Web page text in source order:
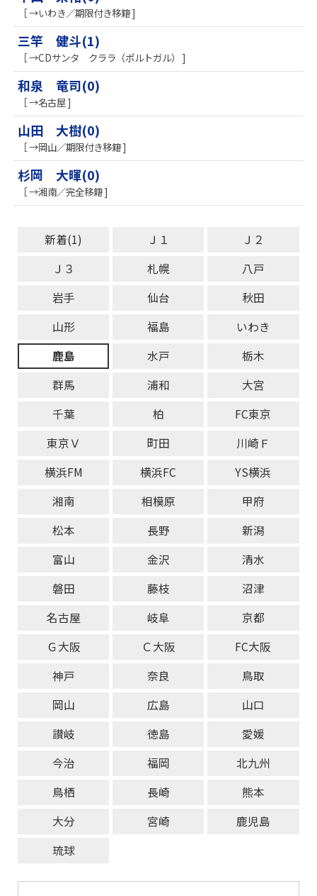
［ →いわき／期限付き移籍 ]
三竿 健斗(1)
［ →CDサンタ クララ（ポルトガル） ]
和泉 竜司(0)
［ →名古屋 ]
山田 大樹(0)
［ →岡山／期限付き移籍 ]
杉岡 大暉(0)
［ →湘南／完全移籍 ]
新着(1) Ｊ１
Ｊ２
Ｊ３
札幌
八戸
岩手
仙台
秋田
山形
福島
いわき
鹿島
水戸
栃木
群馬
浦和
大宮
千葉
柏
FC東京
東京Ｖ
町田
川崎Ｆ
横浜FM
横浜FC
YS横浜
湘南
相模原
甲府
松本
長野
新潟
富山
金沢
清水
磐田
藤枝
沼津
名古屋
岐阜
京都
Ｇ大阪
Ｃ大阪
FC大阪
神戸
奈良
鳥取
岡山
広島
山口
讃岐
徳島
愛媛
今治
福岡
北九州
鳥栖
長崎
熊本
大分
宮崎
鹿児島
琉球